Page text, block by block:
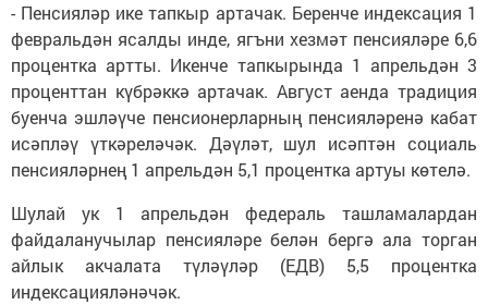
- Пенсияләр ике тапкыр арта­чак. Беренче индексация 1
фев­­ральдән ясалды инде, ягъни хезмәт пенсияләре 6,6
процентка артты. Икенче тапкырында 1 апрельдән 3
проценттан күбрәккә артачак. Август аенда традиция
буенча эшләүче пенсионерларның пенсияләренә кабат
исәпләү үткәреләчәк. Дәүләт, шул исәптән социаль
пенсияләрнең 1 апрельдән 5,1 процентка артуы көтелә.
Шулай ук 1 апрельдән федераль ташламалардан
файдаланучылар пенсияләре белән бергә ала торган
айлык акчалата түләүләр (ЕДВ) 5,5 процентка
индексацияләнәчәк.